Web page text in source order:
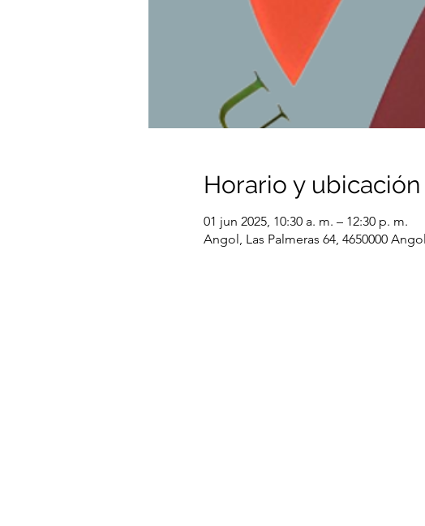
Horario y ubicación
01 jun 2025, 10:30 a. m. – 12:30 p. m.
Angol, Las Palmeras 64, 4650000